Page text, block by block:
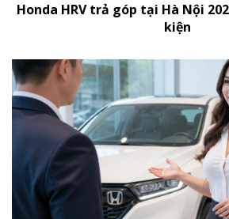
Honda HRV trả góp tại Hà Nội
kiện